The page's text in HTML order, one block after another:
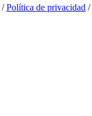
/Política de privacidad /